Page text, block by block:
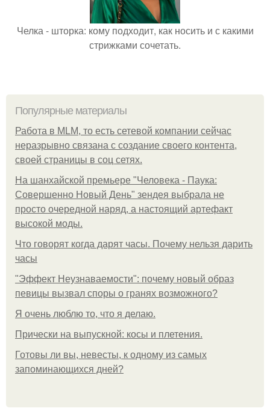
Челка - шторка: кому подходит, как носить и с какими
стрижками сочетать.
Популярные материалы
Работа в MLM, то есть сетевой компании сейчас
неразрывно связана с создание своего контента,
своей страницы в соц сетях.
На шанхайской премьере "Человека - Паука:
Совершенно Новый День" зендея выбрала не
просто очередной наряд, а настоящий артефакт
высокой моды.
Что говорят когда дарят часы. Почему нельзя дарить
часы
"Эффект Неузнаваемости": почему новый образ
певицы вызвал споры о гранях возможного?
Я очень люблю то, что я делаю.
Прически на выпускной: косы и плетения.
Готовы ли вы, невесты, к одному из самых
запоминающихся дней?